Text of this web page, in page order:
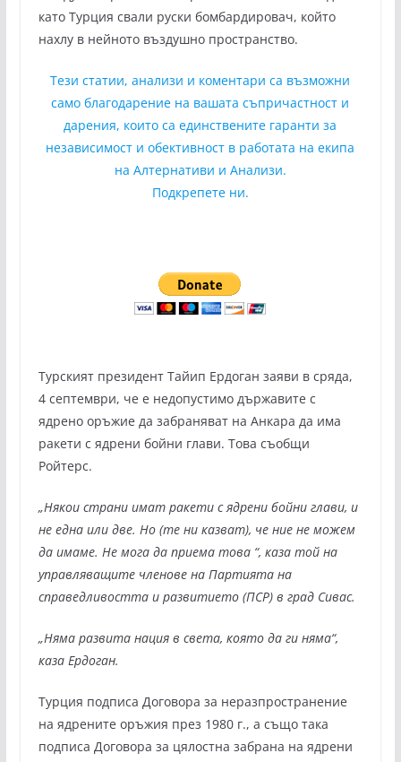
като Турция свали руски бомбардировач, който
нахлу в нейното въздушно пространство.
Тези статии, анализи и коментари са възможни
само благодарение на вашата съпричастност и
дарения, които са единствените гаранти за
независимост и обективност в работата на екипа
на Алтернативи и Анализи.
Подкрепете ни.
Турският президент Тайип Ердоган заяви в сряда,
4 септември, че е недопустимо държавите с
ядрено оръжие да забраняват на Анкара да има
ракети с ядрени бойни глави. Това съобщи
Ройтерс.
„Някои страни имат ракети с ядрени бойни глави, и
не една или две. Но (те ни казват), че ние не можем
да имаме. Не мога да приема това “, каза той на
управляващите членове на Партията на
справедливостта и развитието (ПСР) в град Сивас.
„Няма развита нация в света, която да ги няма“,
каза Ердоган.
Турция подписа Договора за неразпространение
на ядрените оръжия през 1980 г., а също така
подписа Договора за цялостна забрана на ядрени